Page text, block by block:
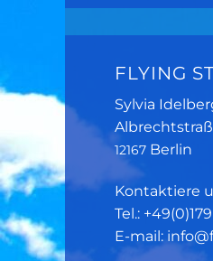
FLYING
Sylvia
12167 Berlin
Kontaktiere
Tel.:
E-mail: